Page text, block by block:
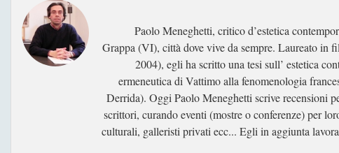
Paolo Meneghetti, critico d’estetica
Grappa (VI), città dove vive da sempre. Laureato in
2004), egli ha scritto una tesi sull’ estetica
ermeneutica di Vattimo alla fenomenologia
Derrida). Oggi Paolo Meneghetti scrive recensioni
scrittori, curando eventi (mostre o conferenze) per
culturali, galleristi privati ecc... Egli in aggiunta